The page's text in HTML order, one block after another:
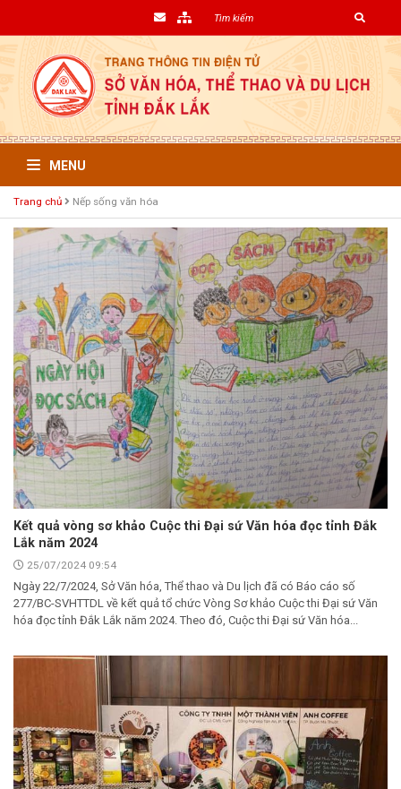
MENU
Trang chủ Nếp sống văn hóa
Kết quả vòng sơ khảo Cuộc thi Đại sứ Văn hóa đọc tỉnh Đắk
Lắk năm 2024
25/07/2024 09:54
Ngày 22/7/2024, Sở Văn hóa, Thể thao và Du lịch đã có Báo cáo số
277/BC-SVHTTDL về kết quả tổ chức Vòng Sơ khảo Cuộc thi Đại sứ Văn
hóa đọc tỉnh Đắk Lắk năm 2024. Theo đó, Cuộc thi Đại sứ Văn hóa...